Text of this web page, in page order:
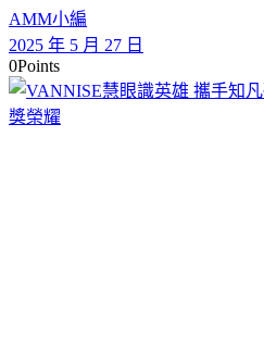
AMM小編
2025 年 5 月 27 日
0Points